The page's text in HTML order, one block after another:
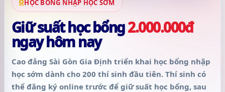
HỌC BỔNG NHẬP HỌC SỚM
Giữ suất học bổng2.000.000đ
ngay hôm nay
Cao đẳng Sài Gòn Gia Định triển khai học bổng nhập
học sớm dành cho 200 thí sinh đầu tiên. Thí sinh có
thể đăng ký online trước để giữ suất học bổng, sau